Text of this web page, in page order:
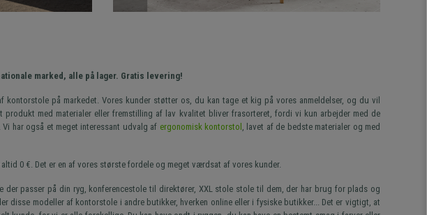
marked, alle på lager. Gratis levering!
på markedet. Vores kunder støtter os, du kan tage et kig på vores anmeldelser, og du vil
med materialer eller fremstilling af lav kvalitet bliver frasorteret, fordi vi kun arbejder med de
har også et meget interessant udvalg af ergonomisk kontorstol
, lavet af de bedste materialer og med
0 €. Det er en af vores største fordele og meget værdsat af vores kunder.
passer på din ryg, konferencestole til direktører, XXL stole stole til dem, der har brug for plads og
disse modeller af kontorstole i andre butikker, hverken online eller i fysiske butikker... Det er vigtigt, at